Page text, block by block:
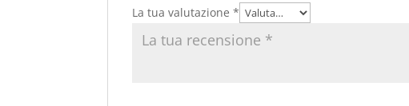
La tua valutazione*